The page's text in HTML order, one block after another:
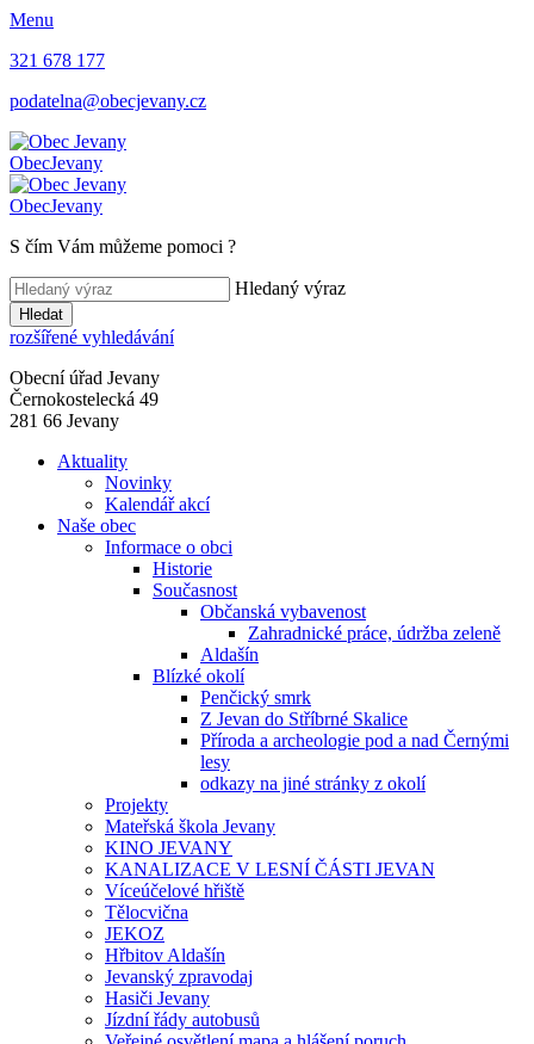
Menu
321 678 177
podatelna@obecjevany.cz
ObecJevany
ObecJevany
S čím Vám můžeme pomoci ?
Hledaný výraz
Hledat
rozšířené vyhledávání
Obecní úřad Jevany
Černokostelecká 49
281 66 Jevany
Aktuality
Novinky
Kalendář akcí
Naše obec
Informace o obci
Historie
Současnost
Občanská vybavenost
Zahradnické práce, údržba zeleně
Aldašín
Blízké okolí
Penčický smrk
Z Jevan do Stříbrné Skalice
Příroda a archeologie pod a nad Černými
lesy
odkazy na jiné stránky z okolí
Projekty
Mateřská škola Jevany
KINO JEVANY
KANALIZACE V LESNÍ ČÁSTI JEVAN
Víceúčelové hřiště
Tělocvična
JEKOZ
Hřbitov Aldašín
Jevanský zpravodaj
Hasiči Jevany
Jízdní řády autobusů